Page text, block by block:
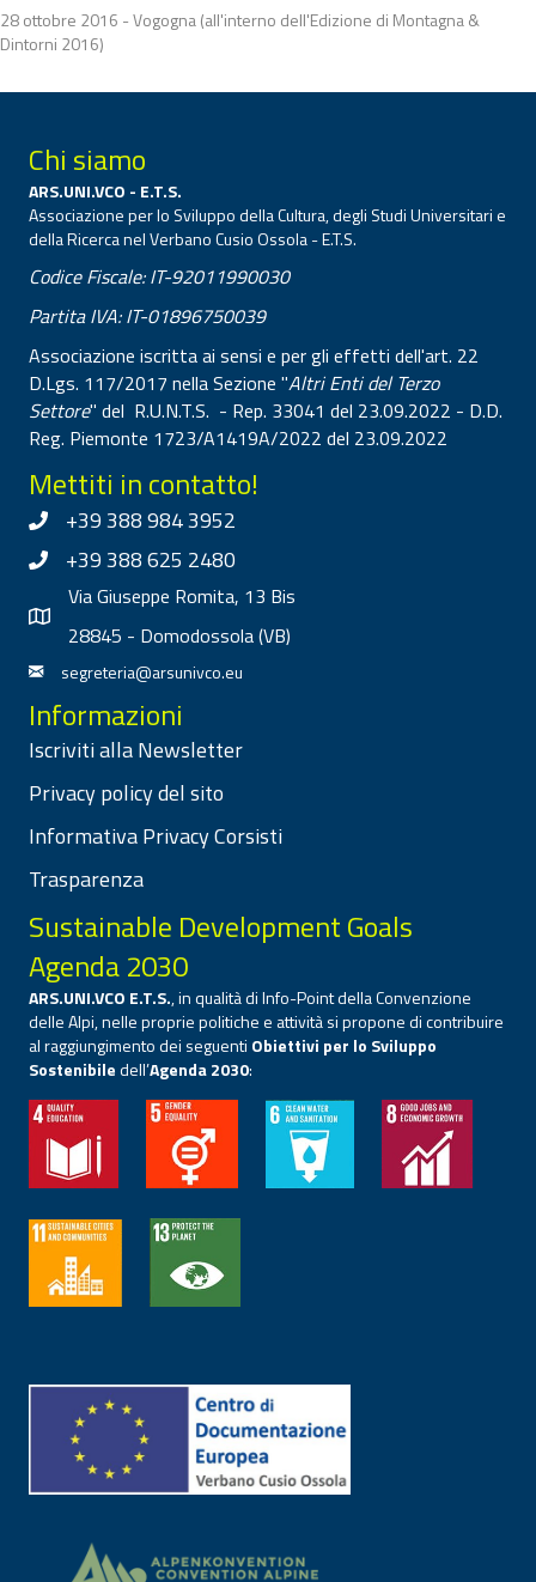
28 ottobre 2016 - Vogogna (all'interno dell'Edizione di Montagna &
Dintorni 2016)
Chi siamo
ARS.UNI.VCO - E.T.S.
Associazione per lo Sviluppo della Cultura, degli Studi Universitari e
della Ricerca nel Verbano Cusio Ossola - E.T.S.
Codice Fiscale: IT-92011990030
Partita IVA: IT-01896750039
Associazione iscritta ai sensi e per gli effetti dell'art. 22
D.Lgs. 117/2017 nella Sezione "Altri Enti del Terzo
Settore" del R.U.N.T.S. - Rep. 33041 del 23.09.2022 - D.D.
Reg. Piemonte 1723/A1419A/2022 del 23.09.2022
Mettiti in contatto!
+39 388 984 3952
+39 388 625 2480
Via Giuseppe Romita, 13 Bis
28845 - Domodossola (VB)
segreteria@arsunivco.eu
Informazioni
Iscriviti alla Newsletter
Privacy policy del sito
Informativa Privacy Corsisti
Trasparenza
Sustainable Development Goals
Agenda 2030
ARS.UNI.VCO E.T.S., in qualità di Info-Point della Convenzione
delle Alpi, nelle proprie politiche e attività si propone di contribuire
al raggiungimento dei seguenti Obiettivi per lo Sviluppo
Sostenibiledell’Agenda 2030: